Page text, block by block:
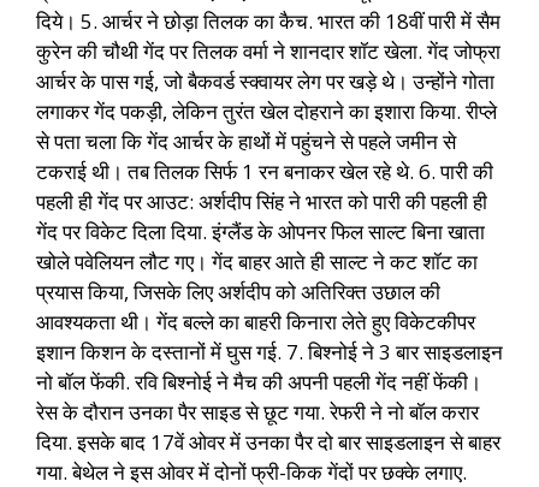
दिये। 5. आर्चर ने छोड़ा तिलक का कैच. भारत की 18वीं पारी में सैम
कुरेन की चौथी गेंद पर तिलक वर्मा ने शानदार शॉट खेला. गेंद जोफ्रा
आर्चर के पास गई, जो बैकवर्ड स्क्वायर लेग पर खड़े थे। उन्होंने गोता
लगाकर गेंद पकड़ी, लेकिन तुरंत खेल दोहराने का इशारा किया. रीप्ले
से पता चला कि गेंद आर्चर के हाथों में पहुंचने से पहले जमीन से
टकराई थी। तब तिलक सिर्फ 1 रन बनाकर खेल रहे थे. 6. पारी की
पहली ही गेंद पर आउट: अर्शदीप सिंह ने भारत को पारी की पहली ही
गेंद पर विकेट दिला दिया. इंग्लैंड के ओपनर फिल साल्ट बिना खाता
खोले पवेलियन लौट गए। गेंद बाहर आते ही साल्ट ने कट शॉट का
प्रयास किया, जिसके लिए अर्शदीप को अतिरिक्त उछाल की
आवश्यकता थी। गेंद बल्ले का बाहरी किनारा लेते हुए विकेटकीपर
इशान किशन के दस्तानों में घुस गई. 7. बिश्नोई ने 3 बार साइडलाइन
नो बॉल फेंकी. रवि बिश्नोई ने मैच की अपनी पहली गेंद नहीं फेंकी।
रेस के दौरान उनका पैर साइड से छूट गया. रेफरी ने नो बॉल करार
दिया. इसके बाद 17वें ओवर में उनका पैर दो बार साइडलाइन से बाहर
गया. बेथेल ने इस ओवर में दोनों फ्री-किक गेंदों पर छक्के लगाए.